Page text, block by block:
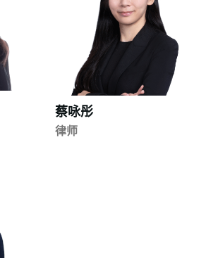
蔡咏彤
律师